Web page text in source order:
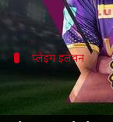
प्लेइंग इलेवन
ऐसी है
लखनऊ सुपर